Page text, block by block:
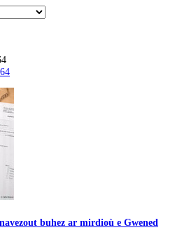
64
buhez ar mirdioù e Gwened